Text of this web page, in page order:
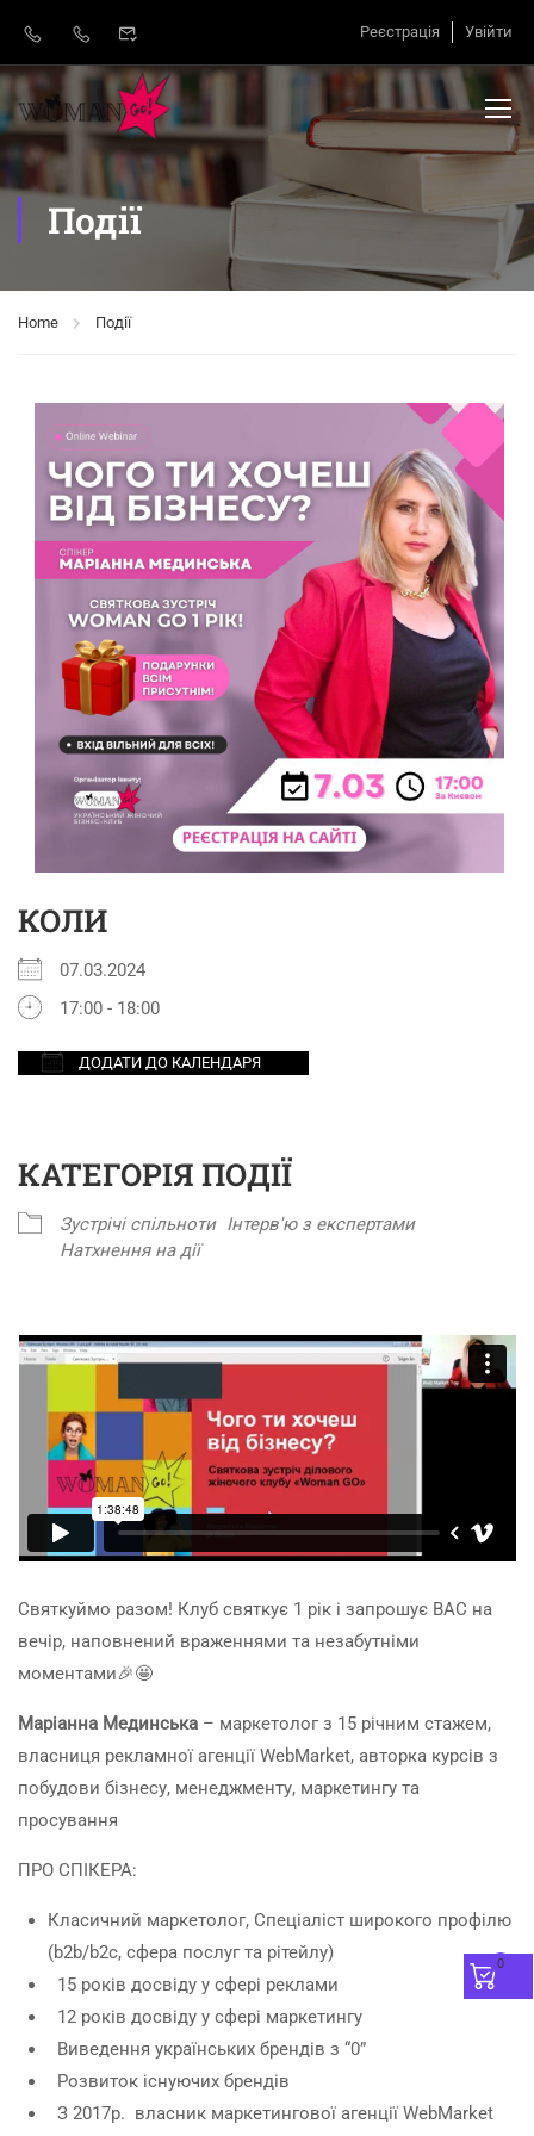
Реєстрація Увійти
Події
Home Події
КОЛИ
07.03.2024
17:00 - 18:00
ДОДАТИ ДО КАЛЕНДАРЯ
КАТЕГОРІЯ ПОДІЇ
Зустрічі спільноти Інтерв'ю з експертами
Натхнення на дії
Святкуймо разом! Клуб святкує 1 рік і запрошує ВАС на
вечір, наповнений враженнями та незабутніми
моментами🎉🤩
Маріанна Мединська – маркетолог з 15 річним стажем,
власниця рекламної агенції WebMarket, авторка курсів з
побудови бізнесу, менеджменту, маркетингу та
просування
ПРО СПІКЕРА:
Класичний маркетолог, Спеціаліст широкого профілю
(b2b/b2c, сфера послуг та рітейлу)
15 років досвіду у сфері реклами
12 років досвіду у сфері маркетингу
Виведення українських брендів з “0”
Розвиток існуючих брендів
З 2017р. власник маркетингової агенції WebMarket
0